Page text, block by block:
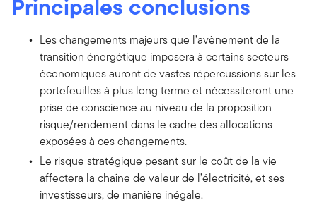
Les changements majeurs que l’avènement de la
transition énergétique imposera à certains secteurs
économiques auront de vastes répercussions sur les
portefeuilles à plus long terme et nécessiteront une
prise de conscience au niveau de la proposition
risque/rendement dans le cadre des allocations
exposées à ces changements.
Le risque stratégique pesant sur le coût de la vie
affectera la chaîne de valeur de l’électricité, et ses
investisseurs, de manière inégale.